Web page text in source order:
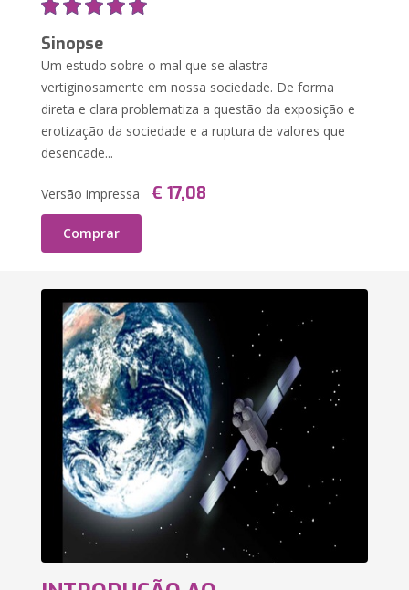
Sinopse
Um estudo sobre o mal que se alastra
vertiginosamente em nossa sociedade. De forma
direta e clara problematiza a questão da exposição e
erotização da sociedade e a ruptura de valores que
desencade...
Versão impressa € 17,08
Comprar